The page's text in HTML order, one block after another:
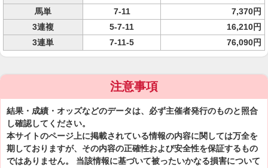
馬単
7-11
7,370円
3連複
5-7-11
16,210円
3連単
7-11-5 76,090円
注意事項
結果・成績・オッズなどのデータは、必ず主催者発行のものと照合
し確認してください。
本サイトのページ上に掲載されている情報の内容に関しては万全を
期しておりますが、その内容の正確性および安全性を保証するもの
ではありません。 当該情報に基づいて被ったいかなる損害について